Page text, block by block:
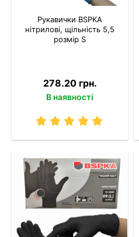
Рукавички BSPKA
нітрилові, щільність 5,5
розмір S
278.20 грн.
В наявності